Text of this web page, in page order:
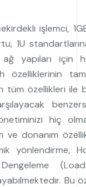
işlemci,
1U
ağ yapıları için
özelliklerinin
tüm özellikleri ile
hiç
ve donanım
yönlendirme,
Bu